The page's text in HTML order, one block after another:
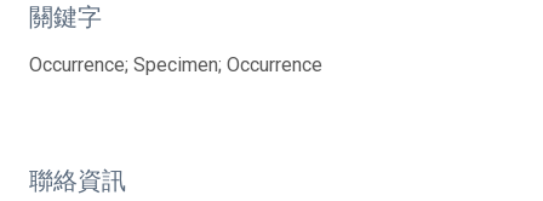
關鍵字
Occurrence; Specimen; Occurrence
聯絡資訊